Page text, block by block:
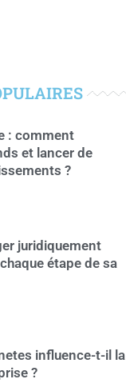
: comment
et lancer de
?
juridiquement
étape de sa
influence-t-il la
?